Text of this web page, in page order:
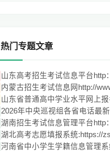
热门专题文章
2026年中央巡视组各省电话最新